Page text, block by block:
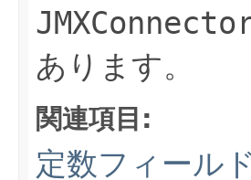
あります。
関連項目:
定数フィール